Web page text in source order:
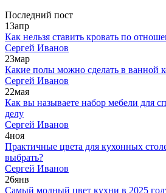
Последний пост
13апр
Как нельзя ставить кровать по
Сергей Иванов
23мар
Какие полы можно сделать в ванной
Сергей Иванов
22мая
Как вы называете набор мебели для
делу
Сергей Иванов
4ноя
Практичные цвета для кухонных
выбрать?
Сергей Иванов
26янв
Самый модный цвет кухни в 2025